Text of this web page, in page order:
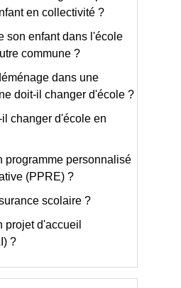
en collectivité ?
son enfant dans l'école
commune ?
dans une
doit-il changer d'école ?
changer d'école en
programme personnalisé
(PPRE) ?
scolaire ?
projet d'accueil
?